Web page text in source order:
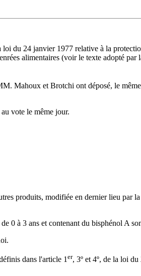
du 24 janvier 1977 relative à la
alimentaires (voir le texte adopté
Mahoux et Brotchi ont déposé, le
vote le même jour.
produits, modifiée en dernier lieu par
0 à 3 ans et contenant du bisphénol A
dans l'article 1er, 3º et 4º, de la loi